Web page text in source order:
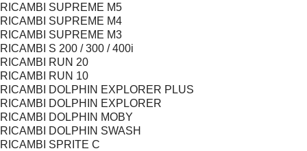
RICAMBI SUPREME M5
RICAMBI SUPREME M4
RICAMBI SUPREME M3
RICAMBI S 200 / 300 / 400i
RICAMBI RUN 20
RICAMBI RUN 10
RICAMBI DOLPHIN EXPLORER PLUS
RICAMBI DOLPHIN EXPLORER
RICAMBI DOLPHIN MOBY
RICAMBI DOLPHIN SWASH
RICAMBI SPRITE C